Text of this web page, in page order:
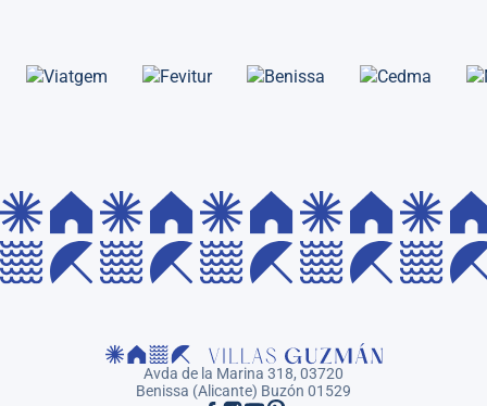
Avda de la Marina 318, 03720
Benissa (Alicante) Buzón 01529